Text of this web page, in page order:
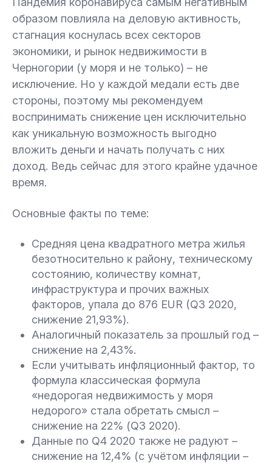
образом повлияла на деловую активность,
стагнация коснулась всех секторов
экономики, и рынок недвижимости в
Черногории (у моря и не только) – не
исключение. Но у каждой медали есть две
стороны, поэтому мы рекомендуем
воспринимать снижение цен исключительно
как уникальную возможность выгодно
вложить деньги и начать получать с них
доход. Ведь сейчас для этого крайне удачное
время.
Основные факты по теме:
Средняя цена квадратного метра жилья
безотносительно к району, техническому
состоянию, количеству комнат,
инфраструктура и прочих важных
факторов, упала до 876 EUR (Q3 2020,
снижение 21,93%).
Аналогичный показатель за прошлый год –
снижение на 2,43%.
Если учитывать инфляционный фактор, то
формула классическая формула
«недорогая недвижимость у моря
недорого» стала обретать смысл –
снижение на 22% (Q3 2020).
Данные по Q4 2020 также не радуют –
снижение на 12,4% (с учётом инфляции –